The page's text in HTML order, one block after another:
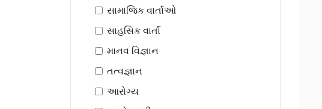
સામાજિક વાર્તાઓ
સાહસિક વાર્તા
માનવ વિજ્ઞાન
તત્વજ્ઞાન
આરોગ્ય